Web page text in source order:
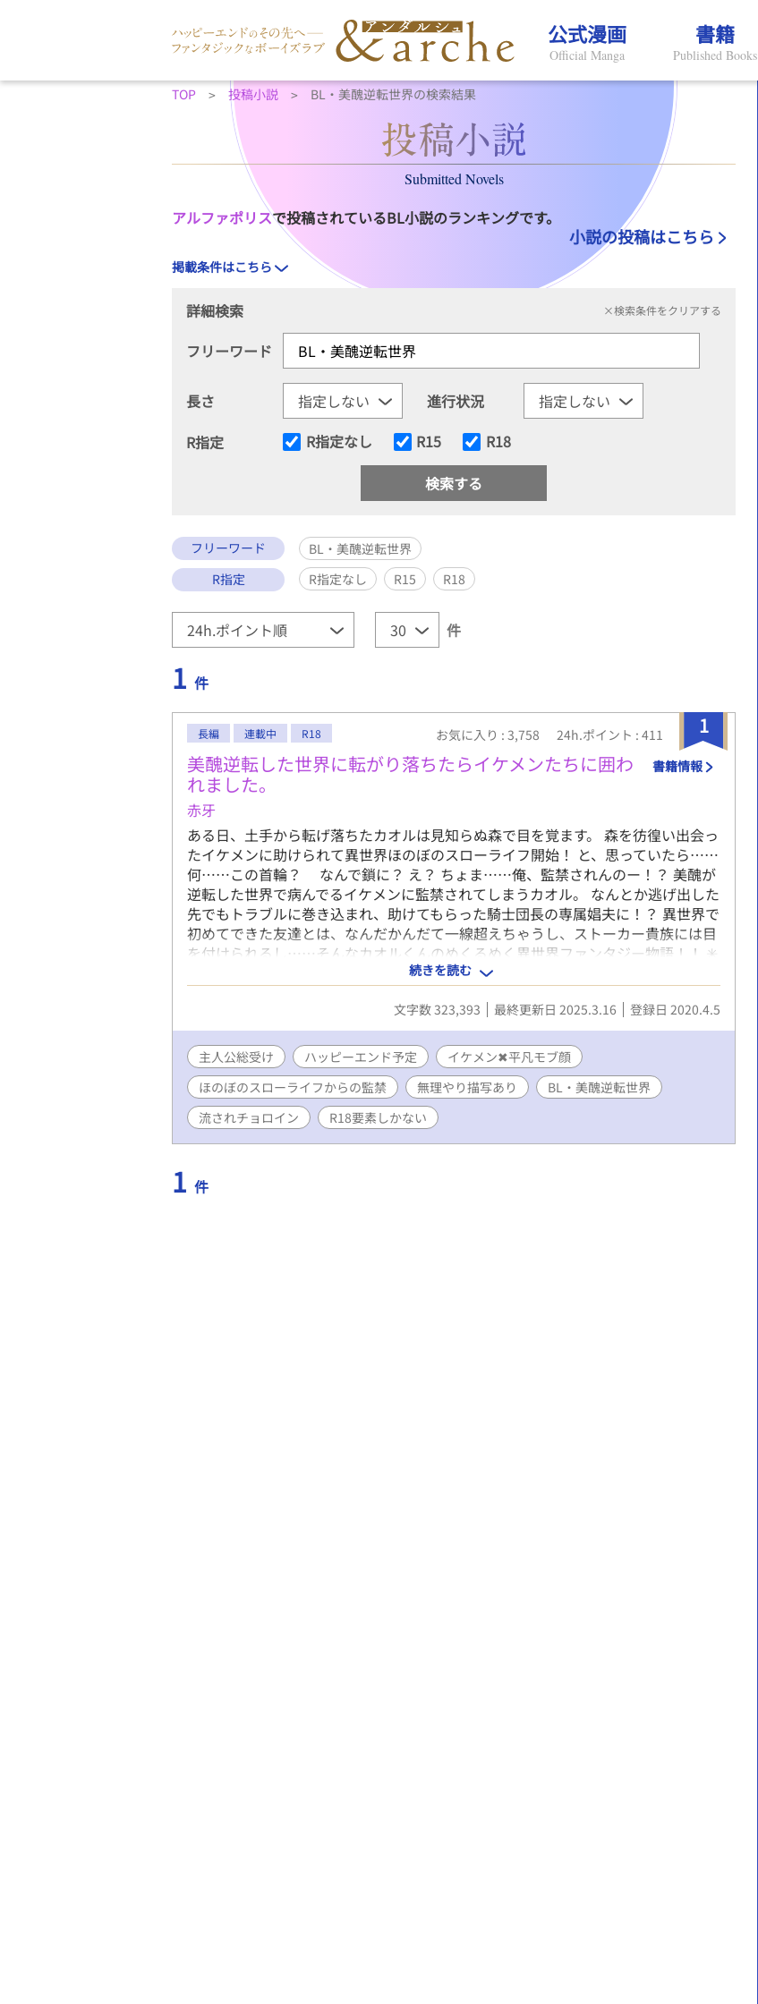
公式漫画
Official Manga
書籍
Published Books
TOP 投稿小説 BL・美醜逆転世界の検索結果
Submitted Novels
アルファポリスで投稿されているBL小説のランキングです。
小説の投稿はこちら
掲載条件はこちら
詳細検索 ×検索条件をクリアする
フリーワード
長さ
進行状況
R指定
R指定なし R15 R18
フリーワード
BL・美醜逆転世界
R指定
R指定なし R15 R18
件
1 件
1
長編 連載中 R18 お気に入り : 3,758 24h.ポイント : 411
美醜逆転した世界に転がり落ちたらイケメンたちに囲わ
れました。
赤牙
書籍情報
ある日、土手から転げ落ちたカオルは見知らぬ森で目を覚ます。 森を彷徨い出会っ
たイケメンに助けられて異世界ほのぼのスローライフ開始！ と、思っていたら……
何……この首輪？ なんで鎖に？ え？ ちょま……俺、監禁されんのー！？ 美醜が
逆転した世界で病んでるイケメンに監禁されてしまうカオル。 なんとか逃げ出した
先でもトラブルに巻き込まれ、助けてもらった騎士団長の専属娼夫に！？ 異世界で
初めてできた友達とは、なんだかんだて一線超えちゃうし、ストーカー貴族には目
を付けられるし……そんなカオルくんのめくるめく異世界ファンタジー物語！！ ✳︎
ファンタジー要素はそんなにありません！ 病んでる王子・奥手なSランク冒険者の
ギルドマスター・優しい騎士団長・近所の食堂店員・ストーカー貴族・奴隷の半獣
人・隣国のアルビノ少年……などなどなど。 流されチョロインな主人公カオルくん
の総受けのお話です。 R18シーンは予告ないので読む時はご注意を〜 男性妊娠の話
もあります！ 喘ぎ声多めの作品です！ 不定期更新ですがどうぞよろしくお願いし
ます！
続きを読む
文字数 323,393 最終更新日 2025.3.16 登録日 2020.4.5
主人公総受け ハッピーエンド予定
イケメン✖︎平凡モブ顔
ほのぼのスローライフからの監禁
無理やり描写あり
BL・美醜逆転世界
流されチョロイン
R18要素しかない
1 件